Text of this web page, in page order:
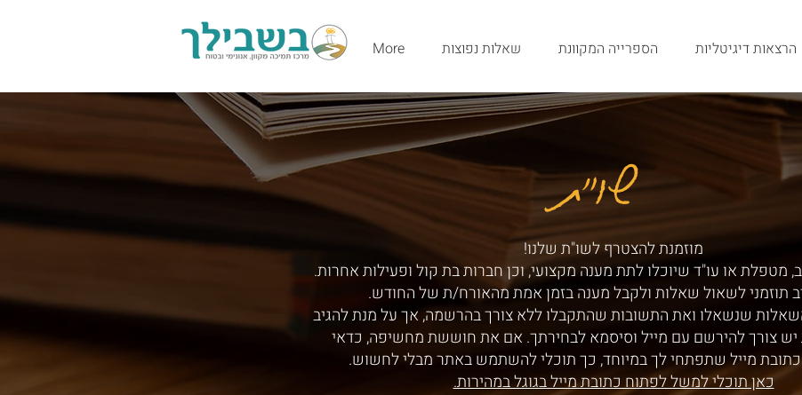
הרצאות דיגיטליות הספרייה המקוונת שאלות נפוצות More
שו"ת
שו"ת
מוזמנת להצטרף לשו"ת שלנו!
מטפלת או עו"ד שיוכלו לתת מענה מקצועי, וכן חברות בת קול ופעילות אחרות.
תוזמני לשאול שאלות ולקבל מענה בזמן אמת מהאורח/ת של החודש.
שנשאלו ואת התשובות שהתקבלו ללא צורך בהרשמה, אך על מנת להגיב
צורך להירשם עם מייל וסיסמא לבחירתך. אם את חוששת מחשיפה, כדאי
מייל שתפתחי לך במיוחד, כך תוכלי להשתמש באתר מבלי לחשוש.
כאן תוכלי למשל לפתוח כתובת מייל בגוגל במהירות.